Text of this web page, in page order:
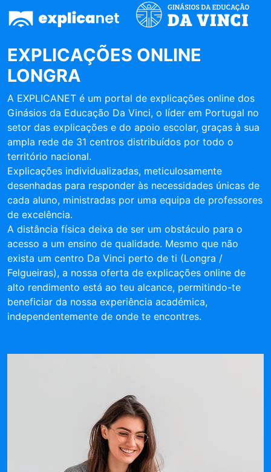
EXPLICAÇÕES ONLINE
LONGRA
A EXPLICANET é um portal de explicações online dos
Ginásios da Educação Da Vinci, o líder em Portugal no
setor das explicações e do apoio escolar, graças à sua
ampla rede de 31 centros distribuídos por todo o
território nacional.
Explicações individualizadas, meticulosamente
desenhadas para responder às necessidades únicas de
cada aluno, ministradas por uma equipa de professores
de excelência.
A distância física deixa de ser um obstáculo para o
acesso a um ensino de qualidade. Mesmo que não
exista um centro Da Vinci perto de ti (Longra /
Felgueiras), a nossa oferta de explicações online de
alto rendimento está ao teu alcance, permitindo-te
beneficiar da nossa experiência académica,
independentemente de onde te encontres.